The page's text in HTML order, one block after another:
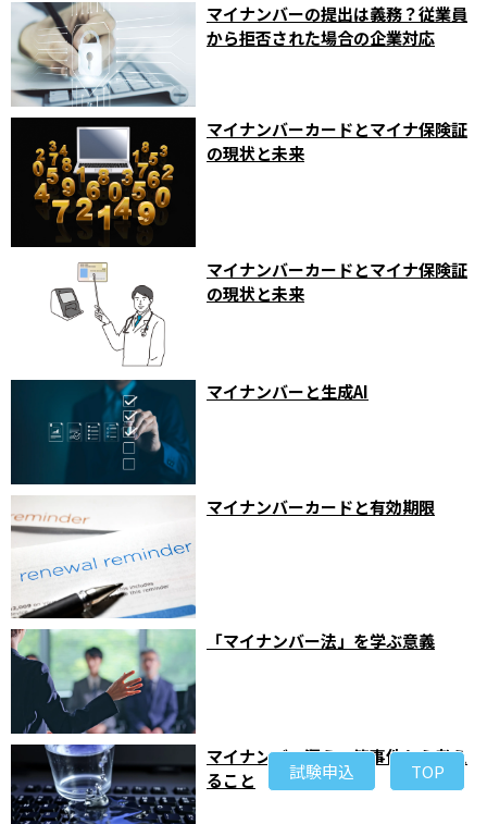
マイナンバーの提出は義務？従業員
から拒否された場合の企業対応
マイナンバーカードとマイナ保険証
の現状と未来
マイナンバーカードとマイナ保険証
の現状と未来
マイナンバーと生成AI
マイナンバーカードと有効期限
「マイナンバー法」を学ぶ意義
マイナンバー漏えい等事件から考え
ること
試験申込 TOP